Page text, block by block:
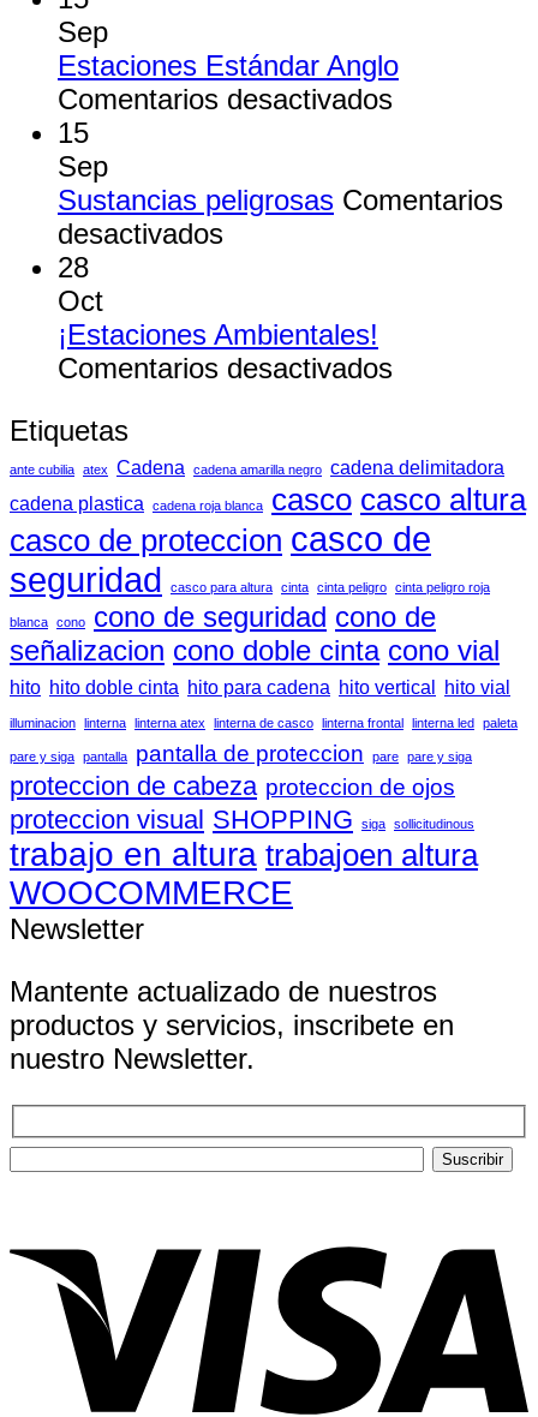
Gabinete
Sep
Estaciones Estándar Anglo
Comentarios desactivadosen
Anglo
15
Sep
Sustancias peligrosas Comentarios
desactivadosen
28
Oct
¡Estaciones Ambientales!
Comentarios desactivadosen
Etiquetas
ante cubilia atex Cadena cadena amarilla negro cadena delimitadora
cadena plastica cadena roja blanca casco casco altura
casco de proteccion casco de
seguridad
casco para altura cinta cinta peligro cinta peligro roja
blanca cono cono de seguridad cono de
señalizacion cono doble cinta cono vial
hito hito doble cinta hito para cadena hito vertical hito vial
illuminacion linterna linterna atex linterna de casco linterna frontal linterna led paleta
pare y siga pantalla pantalla de proteccion pare pare y siga
proteccion de cabeza proteccion de ojos
proteccion visual SHOPPING siga sollicitudinous
trabajo en altura trabajoen altura
WOOCOMMERCE
Newsletter
Mantente actualizado de nuestros
productos y servicios, inscribete en
nuestro Newsletter.